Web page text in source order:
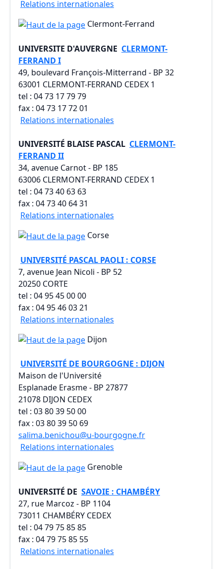
Relations internationales
Clermont-Ferrand
UNIVERSITE D'AUVERGNE CLERMONT-
FERRAND I
49, boulevard François-Mitterrand - BP 32
63001 CLERMONT-FERRAND CEDEX 1
tel : 04 73 17 79 79
fax : 04 73 17 72 01
Relations internationales
UNIVERSITÉ BLAISE PASCAL CLERMONT-
FERRAND II
34, avenue Carnot - BP 185
63006 CLERMONT-FERRAND CEDEX 1
tel : 04 73 40 63 63
fax : 04 73 40 64 31
Relations internationales
Corse
UNIVERSITÉ PASCAL PAOLI : CORSE
7, avenue Jean Nicoli - BP 52
20250 CORTE
tel : 04 95 45 00 00
fax : 04 95 46 03 21
Relations internationales
Dijon
UNIVERSITÉ DE BOURGOGNE : DIJON
Maison de l'Université
Esplanade Erasme - BP 27877
21078 DIJON CEDEX
tel : 03 80 39 50 00
fax : 03 80 39 50 69
salima.benichou@u-bourgogne.fr
Relations internationales
Grenoble
UNIVERSITÉ DE SAVOIE : CHAMBÉRY
27, rue Marcoz - BP 1104
73011 CHAMBÉRY CEDEX
tel : 04 79 75 85 85
fax : 04 79 75 85 55
Relations internationales